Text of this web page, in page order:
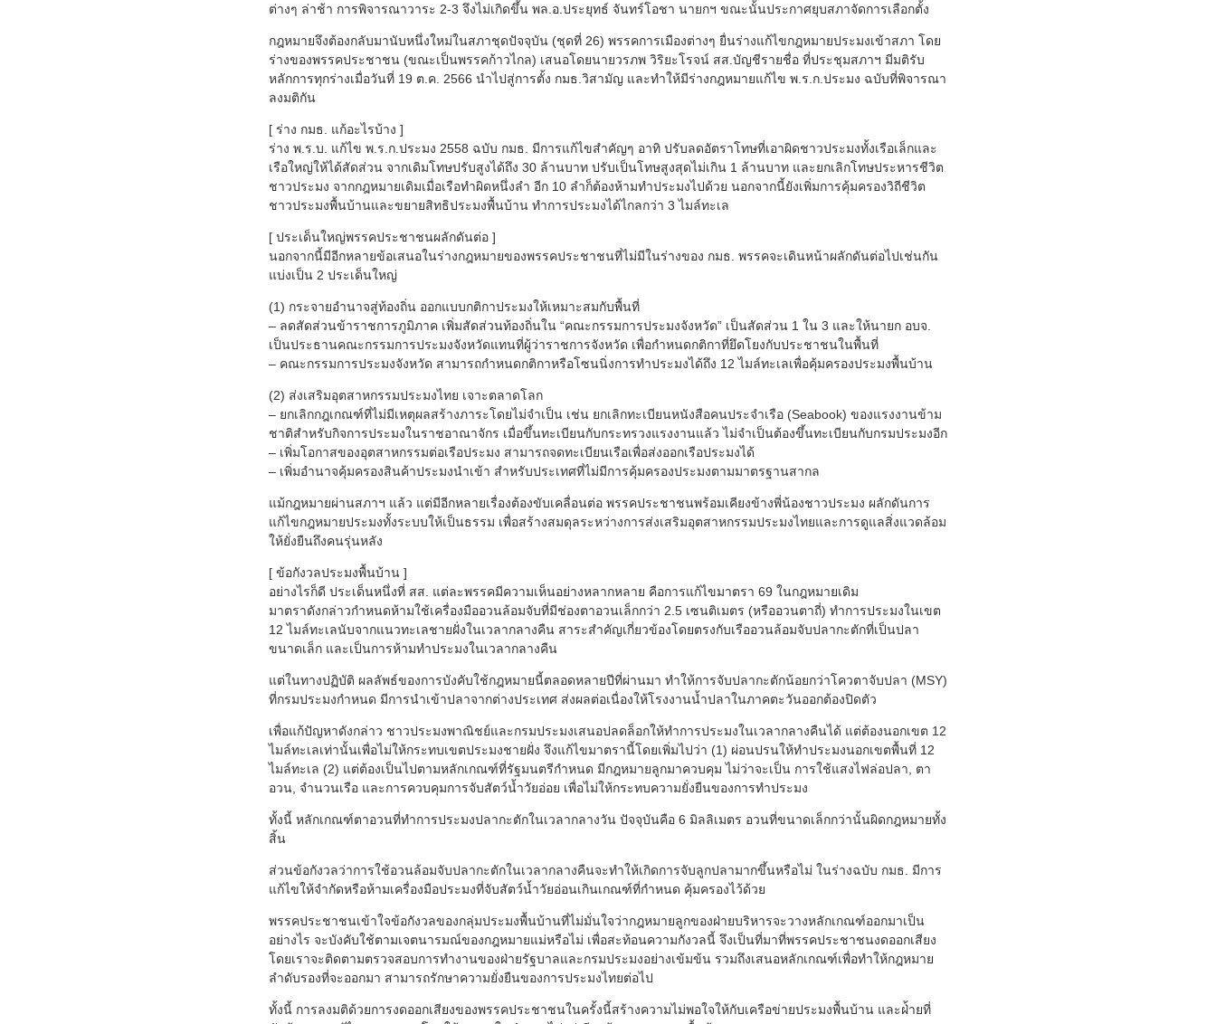
ต่างๆ ล่าช้า การพิจารณาวาระ 2-3 จึงไม่เกิดขึ้น พล.อ.ประยุทธ์ จันทร์โอชา นายกฯ ขณะนั้นประกาศยุบสภาจัดการเลือกตั้ง
กฎหมายจึงต้องกลับมานับหนึ่งใหม่ในสภาชุดปัจจุบัน (ชุดที่ 26) พรรคการเมืองต่างๆ ยื่นร่างแก้ไขกฎหมายประมงเข้าสภา โดย
ร่างของพรรคประชาชน (ขณะเป็นพรรคก้าวไกล) เสนอโดยนายวรภพ วิริยะโรจน์ สส.บัญชีรายชื่อ ที่ประชุมสภาฯ มีมติรับ
หลักการทุกร่างเมื่อวันที่ 19 ต.ค. 2566 นำไปสู่การตั้ง กมธ.วิสามัญ และทำให้มีร่างกฎหมายแก้ไข พ.ร.ก.ประมง ฉบับที่พิจารณา
ลงมติกัน
[ ร่าง กมธ. แก้อะไรบ้าง ]
ร่าง พ.ร.บ. แก้ไข พ.ร.ก.ประมง 2558 ฉบับ กมธ. มีการแก้ไขสำคัญๆ อาทิ ปรับลดอัตราโทษที่เอาผิดชาวประมงทั้งเรือเล็กและ
เรือใหญ่ให้ได้สัดส่วน จากเดิมโทษปรับสูงได้ถึง 30 ล้านบาท ปรับเป็นโทษสูงสุดไม่เกิน 1 ล้านบาท และยกเลิกโทษประหารชีวิต
ชาวประมง จากกฎหมายเดิมเมื่อเรือทำผิดหนึ่งลำ อีก 10 ลำก็ต้องห้ามทำประมงไปด้วย นอกจากนี้ยังเพิ่มการคุ้มครองวิถีชีวิต
ชาวประมงพื้นบ้านและขยายสิทธิประมงพื้นบ้าน ทำการประมงได้ไกลกว่า 3 ไมล์ทะเล
[ ประเด็นใหญ่พรรคประชาชนผลักดันต่อ ]
นอกจากนี้มีอีกหลายข้อเสนอในร่างกฎหมายของพรรคประชาชนที่ไม่มีในร่างของ กมธ. พรรคจะเดินหน้าผลักดันต่อไปเช่นกัน
แบ่งเป็น 2 ประเด็นใหญ่
(1) กระจายอำนาจสู่ท้องถิ่น ออกแบบกติกาประมงให้เหมาะสมกับพื้นที่
– ลดสัดส่วนข้าราชการภูมิภาค เพิ่มสัดส่วนท้องถิ่นใน “คณะกรรมการประมงจังหวัด” เป็นสัดส่วน 1 ใน 3 และให้นายก อบจ.
เป็นประธานคณะกรรมการประมงจังหวัดแทนที่ผู้ว่าราชการจังหวัด เพื่อกำหนดกติกาที่ยึดโยงกับประชาชนในพื้นที่
– คณะกรรมการประมงจังหวัด สามารถกำหนดกติกาหรือโซนนิ่งการทำประมงได้ถึง 12 ไมล์ทะเลเพื่อคุ้มครองประมงพื้นบ้าน
(2) ส่งเสริมอุตสาหกรรมประมงไทย เจาะตลาดโลก
– ยกเลิกกฎเกณฑ์ที่ไม่มีเหตุผลสร้างภาระโดยไม่จำเป็น เช่น ยกเลิกทะเบียนหนังสือคนประจำเรือ (Seabook) ของแรงงานข้าม
ชาติสำหรับกิจการประมงในราชอาณาจักร เมื่อขึ้นทะเบียนกับกระทรวงแรงงานแล้ว ไม่จำเป็นต้องขึ้นทะเบียนกับกรมประมงอีก
– เพิ่มโอกาสของอุตสาหกรรมต่อเรือประมง สามารถจดทะเบียนเรือเพื่อส่งออกเรือประมงได้
– เพิ่มอำนาจคุ้มครองสินค้าประมงนำเข้า สำหรับประเทศที่ไม่มีการคุ้มครองประมงตามมาตรฐานสากล
แม้กฎหมายผ่านสภาฯ แล้ว แต่มีอีกหลายเรื่องต้องขับเคลื่อนต่อ พรรคประชาชนพร้อมเคียงข้างพี่น้องชาวประมง ผลักดันการ
แก้ไขกฎหมายประมงทั้งระบบให้เป็นธรรม เพื่อสร้างสมดุลระหว่างการส่งเสริมอุตสาหกรรมประมงไทยและการดูแลสิ่งแวดล้อม
ให้ยั่งยืนถึงคนรุ่นหลัง
[ ข้อกังวลประมงพื้นบ้าน ]
อย่างไรก็ดี ประเด็นหนึ่งที่ สส. แต่ละพรรคมีความเห็นอย่างหลากหลาย คือการแก้ไขมาตรา 69 ในกฎหมายเดิม
มาตราดังกล่าวกำหนดห้ามใช้เครื่องมืออวนล้อมจับที่มีช่องตาอวนเล็กกว่า 2.5 เซนติเมตร (หรืออวนตาถี่) ทำการประมงในเขต
12 ไมล์ทะเลนับจากแนวทะเลชายฝั่งในเวลากลางคืน สาระสำคัญเกี่ยวข้องโดยตรงกับเรืออวนล้อมจับปลากะตักที่เป็นปลา
ขนาดเล็ก และเป็นการห้ามทำประมงในเวลากลางคืน
แต่ในทางปฏิบัติ ผลลัพธ์ของการบังคับใช้กฎหมายนี้ตลอดหลายปีที่ผ่านมา ทำให้การจับปลากะตักน้อยกว่าโควตาจับปลา (MSY)
ที่กรมประมงกำหนด มีการนำเข้าปลาจากต่างประเทศ ส่งผลต่อเนื่องให้โรงงานน้ำปลาในภาคตะวันออกต้องปิดตัว
เพื่อแก้ปัญหาดังกล่าว ชาวประมงพาณิชย์และกรมประมงเสนอปลดล็อกให้ทำการประมงในเวลากลางคืนได้ แต่ต้องนอกเขต 12
ไมล์ทะเลเท่านั้นเพื่อไม่ให้กระทบเขตประมงชายฝั่ง จึงแก้ไขมาตรานี้โดยเพิ่มไปว่า (1) ผ่อนปรนให้ทำประมงนอกเขตพื้นที่ 12
ไมล์ทะเล (2) แต่ต้องเป็นไปตามหลักเกณฑ์ที่รัฐมนตรีกำหนด มีกฎหมายลูกมาควบคุม ไม่ว่าจะเป็น การใช้แสงไฟล่อปลา, ตา
อวน, จำนวนเรือ และการควบคุมการจับสัตว์น้ำวัยอ่อย เพื่อไม่ให้กระทบความยั่งยืนของการทำประมง
ทั้งนี้ หลักเกณฑ์ตาอวนที่ทำการประมงปลากะตักในเวลากลางวัน ปัจจุบันคือ 6 มิลลิเมตร อวนที่ขนาดเล็กกว่านั้นผิดกฎหมายทั้ง
สิ้น
ส่วนข้อกังวลว่าการใช้อวนล้อมจับปลากะตักในเวลากลางคืนจะทำให้เกิดการจับลูกปลามากขึ้นหรือไม่ ในร่างฉบับ กมธ. มีการ
แก้ไขให้จำกัดหรือห้ามเครื่องมือประมงที่จับสัตว์น้ำวัยอ่อนเกินเกณฑ์ที่กำหนด คุ้มครองไว้ด้วย
พรรคประชาชนเข้าใจข้อกังวลของกลุ่มประมงพื้นบ้านที่ไม่มั่นใจว่ากฎหมายลูกของฝ่ายบริหารจะวางหลักเกณฑ์ออกมาเป็น
อย่างไร จะบังคับใช้ตามเจตนารมณ์ของกฎหมายแม่หรือไม่ เพื่อสะท้อนความกังวลนี้ จึงเป็นที่มาที่พรรคประชาชนงดออกเสียง
โดยเราจะติดตามตรวจสอบการทำงานของฝ่ายรัฐบาลและกรมประมงอย่างเข้มข้น รวมถึงเสนอหลักเกณฑ์เพื่อทำให้กฎหมาย
ลำดับรองที่จะออกมา สามารถรักษาความยั่งยืนของการประมงไทยต่อไป
ทั้งนี้ การลงมติด้วยการงดออกเสียงของพรรคประชาชนในครั้งนี้สร้างความไม่พอใจให้กับเครือข่ายประมงพื้นบ้าน และฝ่้ายที่